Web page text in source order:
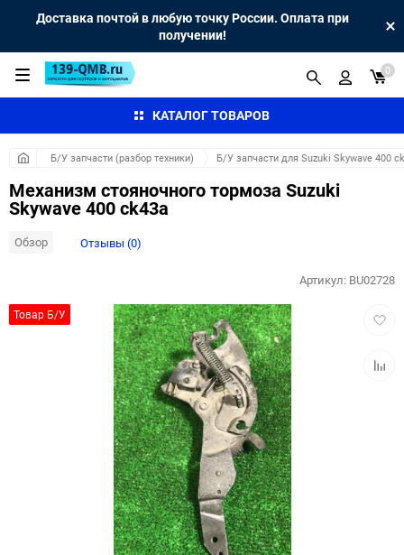
Доставка почтой в любую точку России. Оплата при
получении!
КАТАЛОГ ТОВАРОВ
0
Б/У запчасти (разбор техники) Б/У запчасти для Suzuki Skywave 400
Механизм стояночного тормоза Suzuki
Skywave 400 ck43a
Обзор Отзывы (0)
Товар Б/У
Артикул: BU02728